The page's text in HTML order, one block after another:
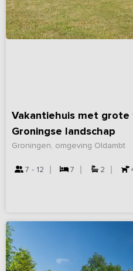
Vakantiehuis met
Groningse landschap
Groningen, omgeving Oldambt
7 - 12 7 2